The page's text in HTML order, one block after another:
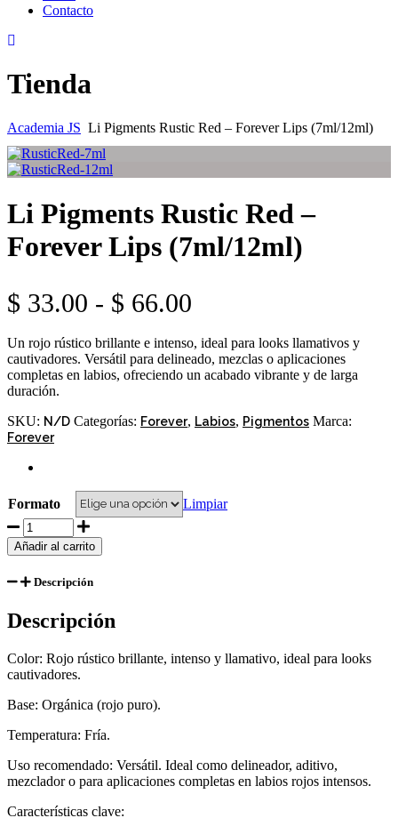
Contacto
Tienda
Academia JS Li Pigments Rustic Red – Forever Lips (7ml/12ml)
Li Pigments Rustic Red –
Forever Lips (7ml/12ml)
$ 33.00 - $ 66.00
precios:
desde
$ 33.00
hasta
Un rojo rústico brillante e intenso, ideal para looks llamativos y
cautivadores. Versátil para delineado, mezclas o aplicaciones
completas en labios, ofreciendo un acabado vibrante y de larga
duración.
SKU: N/D Categorías: Forever, Labios, Pigmentos Marca:
Forever
Formato
Limpiar
Li
Pigments
Rustic
Red
Lips
(7ml/12ml)
quantity
Añadir al carrito
Descripción
Descripción
Color: Rojo rústico brillante, intenso y llamativo, ideal para looks
cautivadores.
Base: Orgánica (rojo puro).
Temperatura: Fría.
Uso recomendado: Versátil. Ideal como delineador, aditivo,
mezclador o para aplicaciones completas en labios rojos intensos.
Características clave: